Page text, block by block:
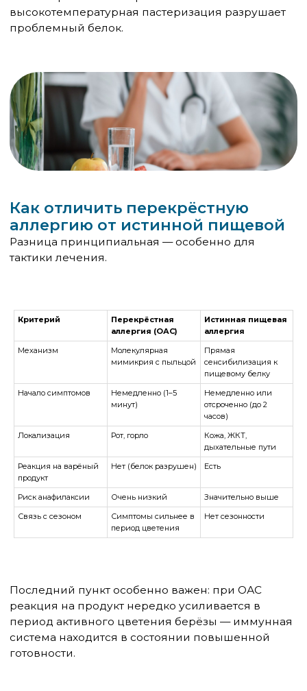
Критерий
Перекрёстная
аллергия (ОАС)
Истинная пищевая
аллергия
Механизм
Молекулярная
мимикрия с пыльцой
Прямая
сенсибилизация к
пищевому белку
Начало симптомов
Немедленно (1–5
минут)
Немедленно или
отсроченно (до 2
часов)
Локализация
Рот, горло
Кожа, ЖКТ,
дыхательные пути
Реакция на варёный
продукт
Нет (белок разрушен) Есть
Риск анафилаксии Очень низкий
Значительно выше
Связь с сезоном
Симптомы сильнее в
период цветения
Нет сезонности
аллерголога.
Свяжитесь с нами по телефону
Я согласен с условиямиПолитики
обработки персональных данныхи
Заказать обратный звонок
+7 (495) 088-12-68
Диагностика: как это
подтверждают
Стандартные кожные прик-тесты с пищевыми
экстрактами при ОАС часто дают отрицательный
или слабоположительный результат — потому что
термолабильные белки в готовых экстрактах уже
частично разрушены. Поэтому для диагностики
Прик-прик тест — специалист использует свежий
стандартного экстракта. Результат значительно
информативнее.
Молекулярная аллергодиагностика
(компонентная)
специфические IgE к отдельным молекулярным
компонентам. Например, Bet v 1 (основной
аллерген берёзы), Mal d 1 (яблоко), Api g 1
Компонентная диагностика меняет тактику: если
ребёнок сенсибилизирован к термолабильному
Bet v 1-подобному белку — можно разрешить
варёные продукты и не запрещать всё подряд.
Если сенсибилизация к более стабильным
белкам (например, LTP — липид-переносящим